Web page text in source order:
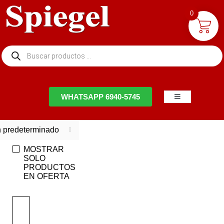
WHATSAPP 6940-5745
predeterminado
MOSTRAR
SOLO
PRODUCTOS
EN OFERTA
0